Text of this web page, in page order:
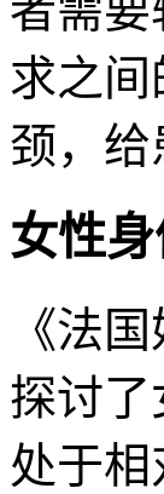
求之
颈，
女性
《法
探讨
处于